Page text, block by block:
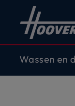
Wassen en